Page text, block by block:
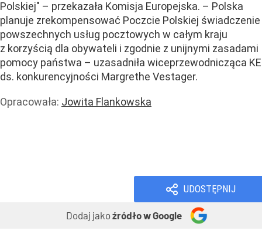
Polskiej" – przekazała Komisja Europejska. – Polska
planuje zrekompensować Poczcie Polskiej świadczenie
powszechnych usług pocztowych w całym kraju
z korzyścią dla obywateli i zgodnie z unijnymi zasadami
pomocy państwa – uzasadniła wiceprzewodnicząca KE
ds. konkurencyjności Margrethe Vestager.
Opracowała: Jowita Flankowska
UDOSTĘPNIJ
Dodaj jakoźródło w Google